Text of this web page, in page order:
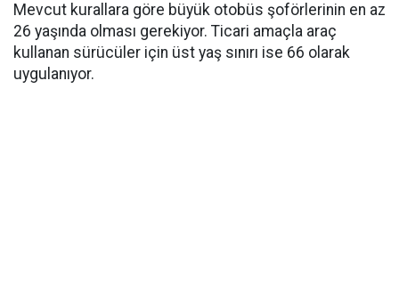
Mevcut kurallara göre büyük otobüs şoförlerinin en az
26 yaşında olması gerekiyor. Ticari amaçla araç
kullanan sürücüler için üst yaş sınırı ise 66 olarak
uygulanıyor.